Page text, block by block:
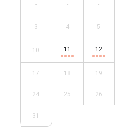
- - -
3 4 5
10 11 12
17 18 19
24 25 26
31